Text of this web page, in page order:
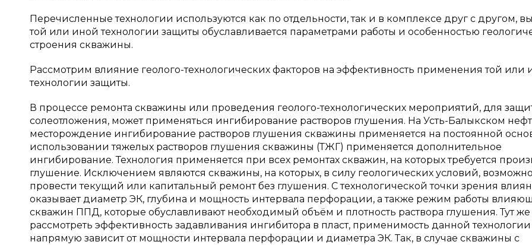
Перечисленные технологии используются как по отдельности, так и в комплексе друг с другом,
той или иной технологии защиты обуславливается параметрами работы и особенностью
строения скважины.
Рассмотрим влияние геолого-технологических факторов на эффективность применения той или
технологии защиты.
В процессе ремонта скважины или проведения геолого-технологических мероприятий, для
солеотложения, может применяться ингибирование растворов глушения. На Усть-Балыкском
месторождение ингибирование растворов глушения скважины применяется на постоянной
использовании тяжелых растворов глушения скважины (ТЖГ) применяется дополнительное
ингибирование. Технология применяется при всех ремонтах скважин, на которых требуется
глушение. Исключением являются скважины, на которых, в силу геологических условий, возможно
провести текущий или капитальный ремонт без глушения. С технологической точки зрения
оказывает диаметр ЭК, глубина и мощность интервала перфорации, а также режим работы
скважин ППД, которые обуславливают необходимый объём и плотность раствора глушения. Тут
рассмотреть эффективность задавливания ингибитора в пласт, применимость данной технологии
напрямую зависит от мощности интервала перфорации и диаметра ЭК. Так, в случае скважины с